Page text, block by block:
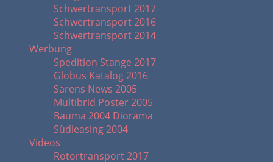
Schwertransport 2017
Schwertransport 2016
Schwertransport 2014
Werbung
Spedition Stange 2017
Globus Katalog 2016
Sarens News 2005
Multibrid Poster 2005
Bauma 2004 Diorama
Südleasing 2004
Videos
Rotortransport 2017